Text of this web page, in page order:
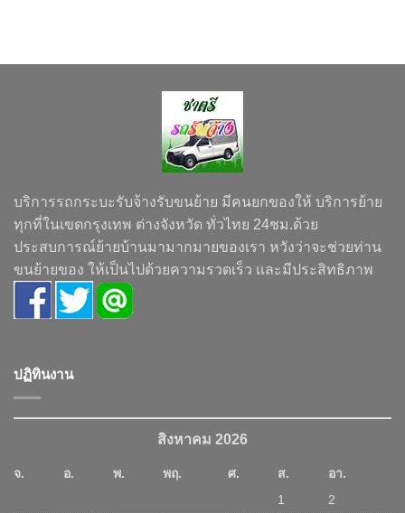
บริการรถกระบะรับจ้างรับขนย้าย มีคนยกของให้ บริการย้าย
ทุกที่ในเขตกรุงเทพ ต่างจังหวัด ทั่วไทย 24ชม.ด้วย
ประสบการณ์ย้ายบ้านมามากมายของเรา หวังว่าจะช่วยท่าน
ขนย้ายของ ให้เป็นไปด้วยความรวดเร็ว และมีประสิทธิภาพ
ปฏิทินงาน
สิงหาคม 2026
จ. อ. พ. พฤ. ศ. ส.
อา.
1
2